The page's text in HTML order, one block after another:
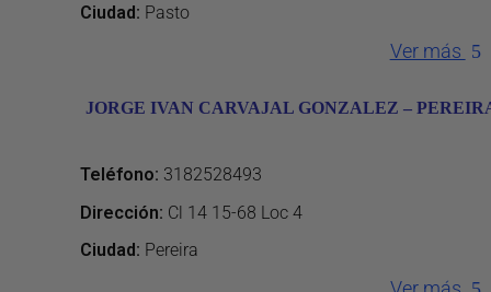
Ciudad: Pasto
Ver más
JORGE IVAN CARVAJAL GONZALEZ –
Teléfono: 3182528493
Dirección: Cl 14 15-68 Loc 4
Ciudad: Pereira